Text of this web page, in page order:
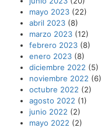
mayo 2023 (22)
abril 2023 (8)
marzo 2023 (12)
febrero 2023 (8)
enero 2023 (8)
diciembre 2022 (5)
noviembre 2022 (6)
octubre 2022 (2)
agosto 2022 (1)
junio 2022 (2)
mayo 2022 (2)